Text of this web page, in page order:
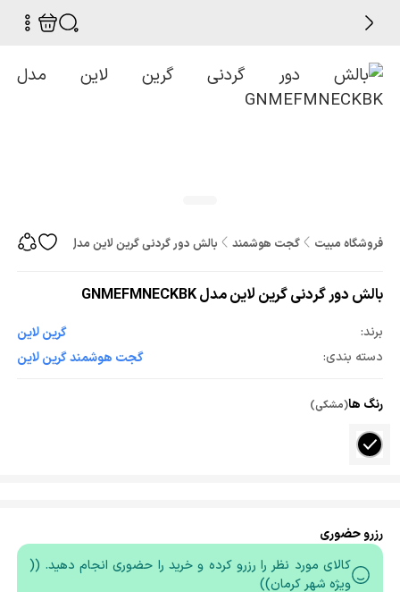
فروشگاه مبیت گجت هوشمند بالش دور گردنی گرین لاین مدل GNMEFMNECKBK
بالش دور گردنی گرین لاین مدل GNMEFMNECKBK
برند:
گرین لاین
دسته بندی:
گجت هوشمند گرین لاین
رنگ ها(مشکی)
رزرو حضوری
کالای مورد نظر را رزرو کرده و خرید را حضوری انجام دهید. ((
ویژه شهر کرمان))